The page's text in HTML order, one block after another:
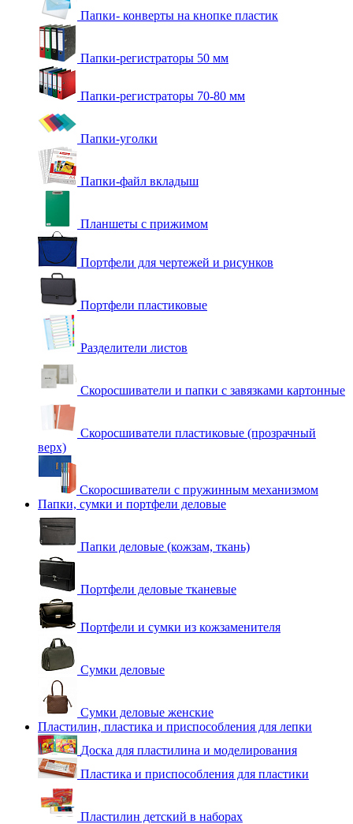
Папки- конверты на кнопке пластик
Папки-регистраторы 50 мм
Папки-регистраторы 70-80 мм
Папки-уголки
Папки-файл вкладыш
Планшеты с прижимом
Портфели для чертежей и рисунков
Портфели пластиковые
Разделители листов
Скоросшиватели и папки с завязками картонные
Скоросшиватели пластиковые (прозрачный
верх)
Скоросшиватели с пружинным механизмом
Папки, сумки и портфели деловые
Папки деловые (кожзам, ткань)
Портфели деловые тканевые
Портфели и сумки из кожзаменителя
Сумки деловые
Сумки деловые женские
Пластилин, пластика и приспособления для лепки
Доска для пластилина и моделирования
Пластика и приспособления для пластики
Пластилин детский в наборах